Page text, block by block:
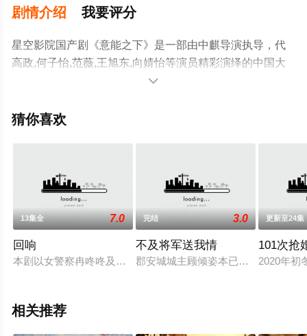
剧情介绍 我要评分
星空影院国产剧《意能之下》是一部由中麒导演执导，代
高政,何子怡,范薇,王旭东,向婧怡等演员精彩演绎的中国大
陆电视剧，大结局剧情已揭晓（1-24全集），手机免费观
视剧提前免费观看，更多剧情信息可移步至豆瓣电视剧、

猜你喜欢
13集全 7.0
回响
本剧以女警察冉咚咚及专案组成员侦破一桩凶杀案为主线，以
完结 3.0
不及将军送我情
郡安城城主顾倾姿本已用扮猪吃老虎
更新至24集
101次抢
2020年初
相关推荐